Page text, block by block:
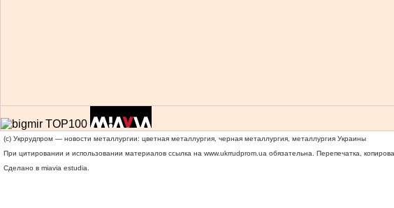
(c) Укррудпром — новости металлургии: цветная металлургия, черная металлургия, металлургия Украины
При цитировании и использовании материалов ссылка на www.ukrrudprom.ua обязательна. Перепечатка,
Сделано в miavia estudia.